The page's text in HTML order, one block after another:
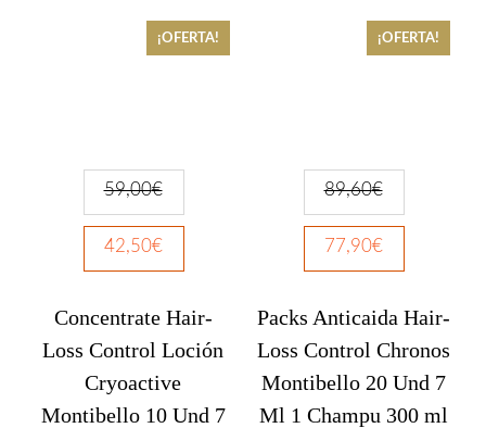
¡OFERTA!
59,00€
42,50€
Concentrate Hair-
Loss Control Loción
Cryoactive
Montibello 10 Und 7
¡OFERTA!
89,60€
77,90€
Packs Anticaida Hair-
Loss Control Chronos
Montibello 20 Und 7
Ml 1 Champu 300 ml